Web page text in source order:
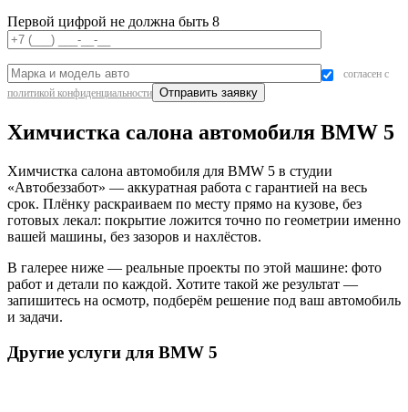
Первой цифрой не должна быть 8
согласен с
политикой конфиденциальности
Химчистка салона автомобиля BMW 5
Химчистка салона автомобиля для BMW 5 в студии
«Автобеззабот» — аккуратная работа с гарантией на весь
срок. Плёнку раскраиваем по месту прямо на кузове, без
готовых лекал: покрытие ложится точно по геометрии именно
вашей машины, без зазоров и нахлёстов.
В галерее ниже — реальные проекты по этой машине: фото
работ и детали по каждой. Хотите такой же результат —
запишитесь на осмотр, подберём решение под ваш автомобиль
и задачи.
Другие услуги для BMW 5